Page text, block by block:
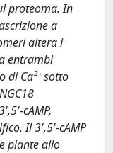
proteoma. In
a
altera i
entrambi
di Ca²⁺ sotto
cAMP,
Il 3',5'-cAMP
piante allo